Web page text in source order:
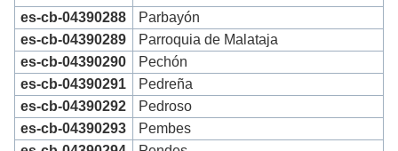
es-cb-04390288
Parbayón
es-cb-04390289
Parroquia de Malataja
es-cb-04390290
Pechón
es-cb-04390291
Pedreña
es-cb-04390292
Pedroso
es-cb-04390293
Pembes